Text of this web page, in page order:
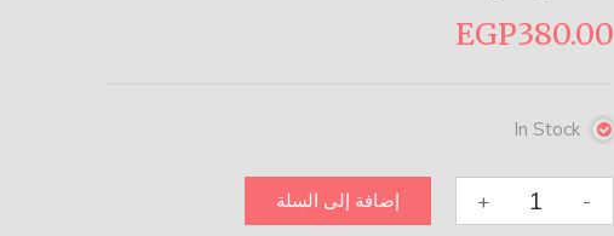
EGP380.00
In Stock
+
تطوير
- إضافة إلى السلة